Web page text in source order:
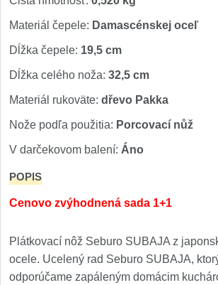
Materiál čepele: Damascénskej oceľ
Dĺžka čepele: 19,5 cm
Dĺžka celého noža: 32,5 cm
Materiál rukoväte: dřevo Pakka
Nože podľa použitia: Porcovací nůž
V darčekovom balení: Áno
POPIS
Cenovo zvýhodnená sada 1+1
Plátkovací nôž Seburo SUBAJA z
ocele. Ucelený rad Seburo SUBAJA,
odporúčame zapáleným domácim